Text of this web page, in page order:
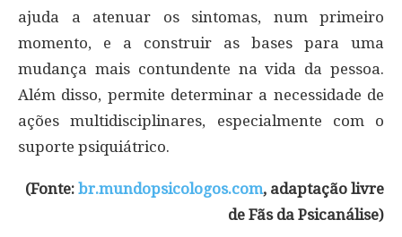
ajuda a atenuar os sintomas, num primeiro
momento, e a construir as bases para uma
mudança mais contundente na vida da pessoa.
Além disso, permite determinar a necessidade de
ações multidisciplinares, especialmente com o
suporte psiquiátrico.
(Fonte: br.mundopsicologos.com, adaptação livre
de Fãs da Psicanálise)